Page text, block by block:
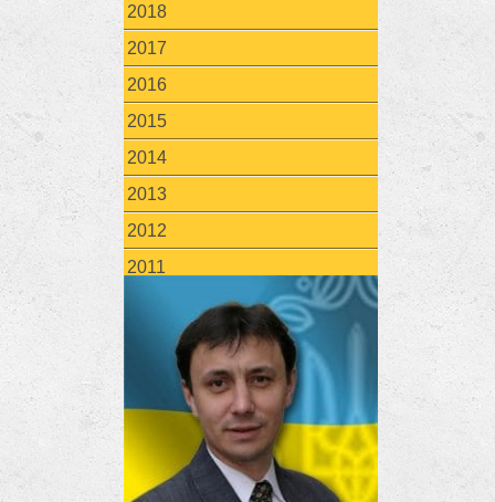
2018
2017
2016
2015
2014
2013
2012
2011